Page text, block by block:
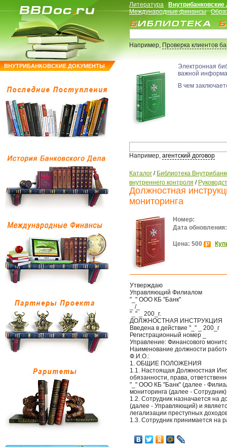
ВНУТРИБАНКОВСКИЕ ДОКУМЕНТЫ
Литература
Международные финансы
Например,Проверка клиентов
Электронная
важной
В чем
Например, агентский договор
Каталог / Библиотека
внутреннего контроля /
Должностная
мониторинга
Номер:
Дата обновления:
Цена: 500
Утверждаю
Управляющий Филиалом
"_" ООО КБ "Банк"
_ /_
"_" _ 200_г.
ДОЛЖНОСТНАЯ ИНСТРУКЦИЯ
Введена в действие "_" _ 200_г
Регистрационный номер _
Управление: Финансового
Наименование должности
Ф.И.О.:
1. ОБЩИЕ ПОЛОЖЕНИЯ
1.1. Настоящая Должностная
обязанности, права,
"_" ООО КБ "Банк" (далее -
мониторинга (далее -
1.2. Сотрудник назначается на
(далее - Управляющий) и
легализации преступных
1.3. Сотрудник принимается на